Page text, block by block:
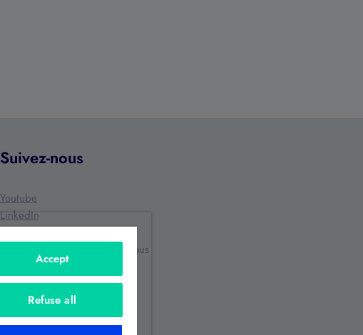
Suivez-nous
Youtube
LinkedIn
Vous avez détecté un bug, vous
souhaitez une amélioration ?
Envoyer mes remarques
Accept
Refuse all